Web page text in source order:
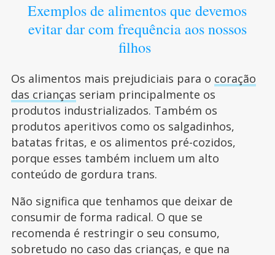
Exemplos de alimentos que devemos
evitar dar com frequência aos nossos
filhos
Os alimentos mais prejudiciais para o coração
das crianças seriam principalmente os
produtos industrializados. Também os
produtos aperitivos como os salgadinhos,
batatas fritas, e os alimentos pré-cozidos,
porque esses também incluem um alto
conteúdo de gordura trans.
Não significa que tenhamos que deixar de
consumir de forma radical. O que se
recomenda é restringir o seu consumo,
sobretudo no caso das crianças, e que na